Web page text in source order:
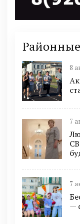
8
7
7
—